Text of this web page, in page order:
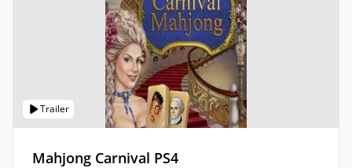
Trailer
Mahjong Carnival PS4